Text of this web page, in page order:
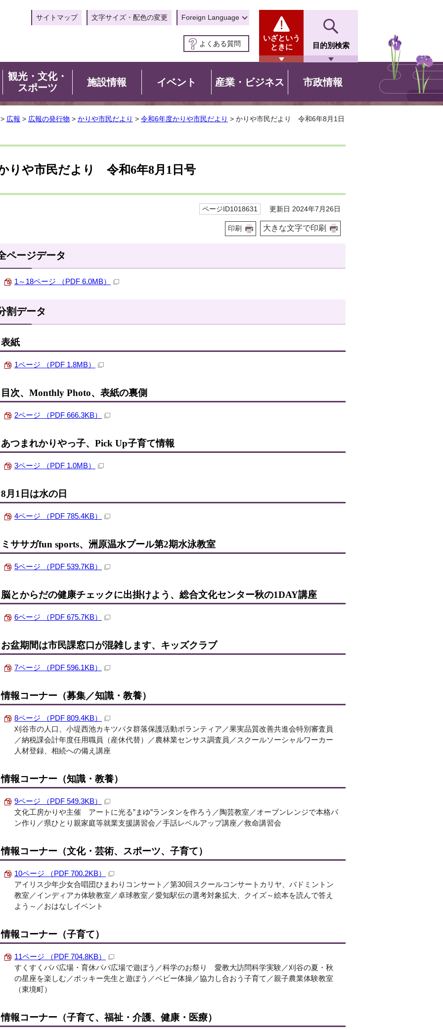
サイトマップ 文字サイズ・配色の変更 Foreign Language
よくある質問
いざという
ときに
目的別検索
観光・文化・
スポーツ
施設情報 イベント 産業・ビジネス 市政情報
> 広報 > 広報の発行物 > かりや市民だより > 令和6年度かりや市民だより > かりや市民だより 令和6年8月1日
りや市民だより 令和6年8月1日号
ページID1018631 更新日 2024年7月26日
印刷 大きな文字で印刷
ページデータ
1～18ページ （PDF 6.0MB）
割データ
表紙
1ページ （PDF 1.8MB）
目次、Monthly Photo、表紙の裏側
2ページ （PDF 666.3KB）
あつまれかりやっ子、Pick Up子育て情報
3ページ （PDF 1.0MB）
8月1日は水の日
4ページ （PDF 785.4KB）
ミササガfun sports、洲原温水プール第2期水泳教室
5ページ （PDF 539.7KB）
脳とからだの健康チェックに出掛けよう、総合文化センター秋の1DAY講座
6ページ （PDF 675.7KB）
お盆期間は市民課窓口が混雑します、キッズクラブ
7ページ （PDF 596.1KB）
情報コーナー（募集／知識・教養）
8ページ （PDF 809.4KB）
刈谷市の人口、小堤西池カキツバタ群落保護活動ボランティア／果実品質改善共進会特別審査員
／納税課会計年度任用職員（産休代替）／農林業センサス調査員／スクールソーシャルワーカー
人材登録、相続への備え講座
情報コーナー（知識・教養）
9ページ （PDF 549.3KB）
文化工房かりや主催 アートに光る”まゆ”ランタンを作ろう／陶芸教室／オーブンレンジで本格パ
ン作り／県ひとり親家庭等就業支援講習会／手話レベルアップ講座／救命講習会
情報コーナー（文化・芸術、スポーツ、子育て）
10ページ （PDF 700.2KB）
アイリス少年少女合唱団ひまわりコンサート／第30回スクールコンサートカリヤ、バドミントン
教室／インディアカ体験教室／卓球教室／愛知駅伝の選考対象拡大、クイズ～絵本を読んで答え
よう～／おはなしイベント
情報コーナー（子育て）
11ページ （PDF 704.8KB）
すくすくパパ広場・育休パパ広場で遊ぼう／科学のお祭り 愛教大訪問科学実験／刈谷の夏・秋
の星座を楽しむ／ポッキー先生と遊ぼう／ベビー体操／協力し合おう子育て／親子農業体験教室
（東境町）
情報コーナー（子育て、福祉・介護、健康・医療）